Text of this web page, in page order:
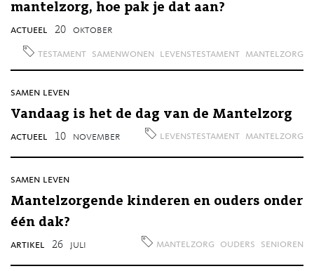
mantelzorg, hoe pak je dat aan?
actueel 20 oktober
testament samenwonen levenstestament mantelzorg
samen leven
Vandaag is het de dag van de Mantelzorg
actueel 10 november levenstestament mantelzorg
samen leven
Mantelzorgende kinderen en ouders onder
één dak?
artikel 26 juli mantelzorg ouders senioren